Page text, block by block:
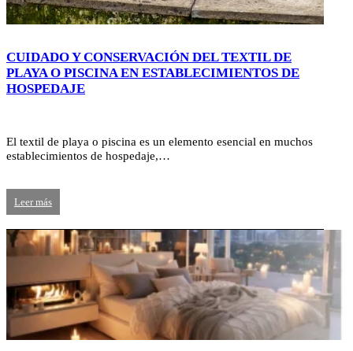
CUIDADO Y CONSERVACIÓN DEL TEXTIL DE
PLAYA O PISCINA EN ESTABLECIMIENTOS DE
HOSPEDAJE
El textil de playa o piscina es un elemento esencial en muchos
establecimientos de hospedaje,…
Leer más